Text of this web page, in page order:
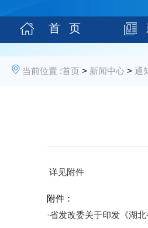
首 页
当前位置 :首页 > 新闻中心 > 通
详见附件
附件：
·省发改委关于印发《湖